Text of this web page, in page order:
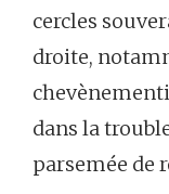
cercles
droite,
dans la
parsemée de